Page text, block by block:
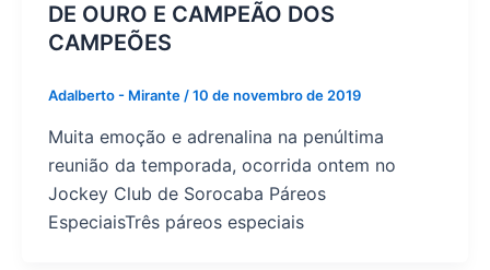
DE OURO E CAMPEÃO DOS
CAMPEÕES
Adalberto - Mirante /10 de novembro de 2019
Muita emoção e adrenalina na penúltima
reunião da temporada, ocorrida ontem no
Jockey Club de Sorocaba Páreos
EspeciaisTrês páreos especiais